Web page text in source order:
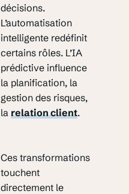
décisions.
L’automatisation
intelligente redéfinit
certains rôles. L’IA
prédictive influence
la planification, la
gestion des risques,
la relation client.
Ces transformations
touchent
directement le